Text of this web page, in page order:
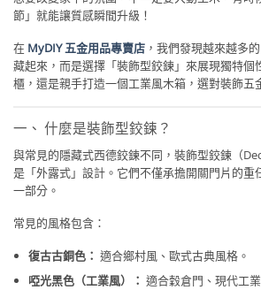
節」就能讓質感瞬間升級！
在 MyDIY 五金用品專賣店 ，我們發現越來越多
藏起來，而是選擇「裝飾型鉸鍊」來展現獨特個
櫃，還是親手打造一個工業風木箱，選對裝飾五
一、 什麼是裝飾型鉸鍊？
與常見的隱藏式西德鉸鍊不同，裝飾型鉸鍊（
是「外露式」設計。它們不僅承擔開關門片的重
一部分。
常見的風格包含：
復古古銅色： 適合鄉村風、歐式古典風格。
啞光黑色（工業風）： 適合穀倉門、現代工